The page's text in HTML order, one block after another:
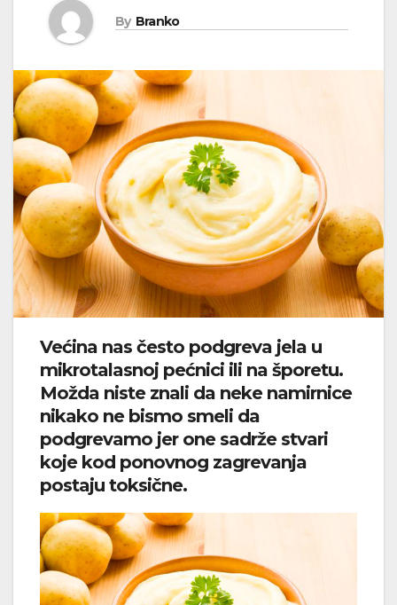
By Branko
Većina nas često podgreva jela u
mikrotalasnoj pećnici ili na šporetu.
Možda niste znali da neke namirnice
nikako ne bismo smeli da
podgrevamo jer one sadrže stvari
koje kod ponovnog zagrevanja
postaju toksične.